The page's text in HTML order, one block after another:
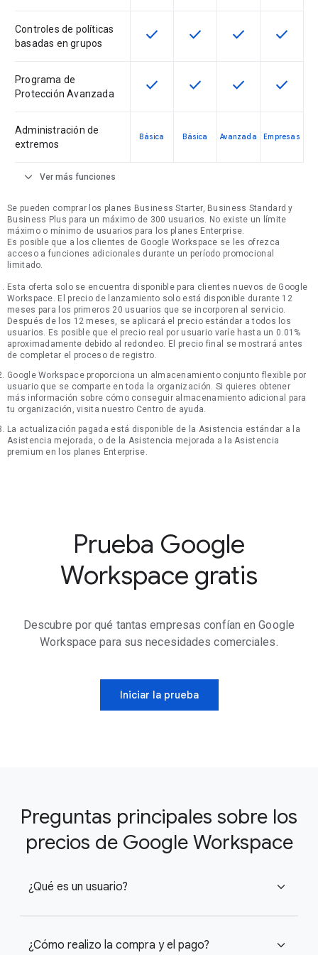
Controles de políticas
basadas en grupos
Esta función está disponible en
check Esta función está
check Esta función
check Esta
check
Programa de
Protección Avanzada
Esta función está disponible en
check Esta función está
check Esta función
check Esta
check
Administración de
extremos
Básica Básica Avanzada Empresas
expand_more Ver más funciones
Se pueden comprar los planes Business Starter, Business Standard y
Business Plus para un máximo de 300 usuarios. No existe un límite
máximo o mínimo de usuarios para los planes Enterprise.
Es posible que a los clientes de Google Workspace se les ofrezca
acceso a funciones adicionales durante un período promocional
limitado.
Esta oferta solo se encuentra disponible para clientes nuevos de Google
Workspace. El precio de lanzamiento solo está disponible durante 12
meses para los primeros 20 usuarios que se incorporen al servicio.
Después de los 12 meses, se aplicará el precio estándar a todos los
usuarios. Es posible que el precio real por usuario varíe hasta un 0.01%
aproximadamente debido al redondeo. El precio final se mostrará antes
de completar el proceso de registro.
Google Workspace proporciona un almacenamiento conjunto flexible por
usuario que se comparte en toda la organización. Si quieres obtener
más información sobre cómo conseguir almacenamiento adicional para
tu organización, visita nuestro Centro de ayuda.
La actualización pagada está disponible de la Asistencia estándar a la
Asistencia mejorada, o de la Asistencia mejorada a la Asistencia
premium en los planes Enterprise.
Prueba Google
Workspace gratis
Descubre por qué tantas empresas confían en Google
Workspace para sus necesidades comerciales.
Iniciar la prueba
Preguntas principales sobre los
precios de Google Workspace
¿Qué es un usuario? expand_more
¿Cómo realizo la compra y el pago? expand_more